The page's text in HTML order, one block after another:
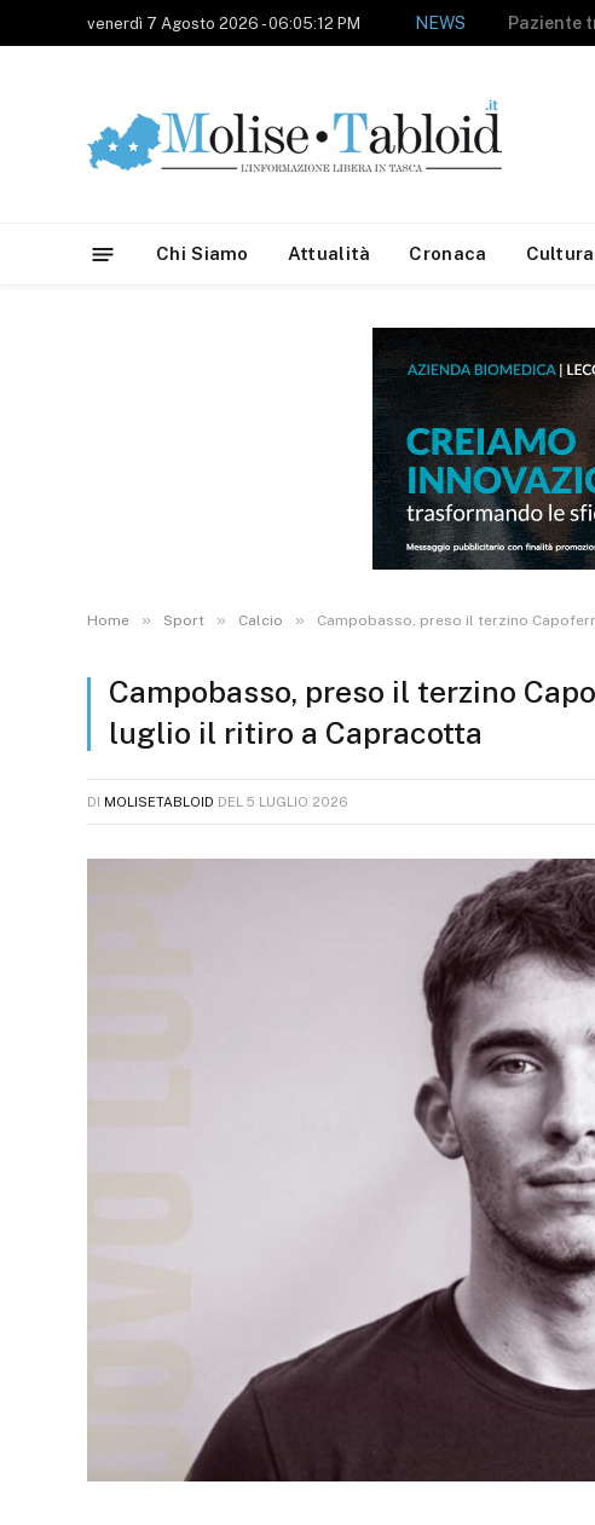
venerdì 7 Agosto 2026 - 06:05:12 PM NEWS
Chi Siamo Attualità Cronaca Cultura
Home » Sport » Calcio » Campobasso, preso il terzino
Campobasso, preso il terzino
luglio il ritiro a Capracotta
DI MOLISETABLOID DEL 5 LUGLIO 2026